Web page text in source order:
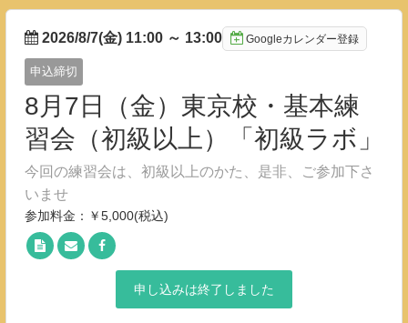
2026/8/7(金) 11:00 ～ 13:00 Googleカレンダー登録
申込締切
8月7日（金）東京校・基本練
習会（初級以上）「初級ラボ」
今回の練習会は、初級以上のかた、是非、ご参加下さ
いませ
参加料金：￥5,000(税込)
申し込みは終了しました